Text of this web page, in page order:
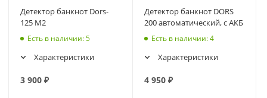
Детектор банкнот Dors-
125 М2
Есть в наличии: 5
Характеристики
3 900 ₽
Детектор банкнот DORS
200 автоматический, с АКБ
Есть в наличии: 4
Характеристики
4 950₽